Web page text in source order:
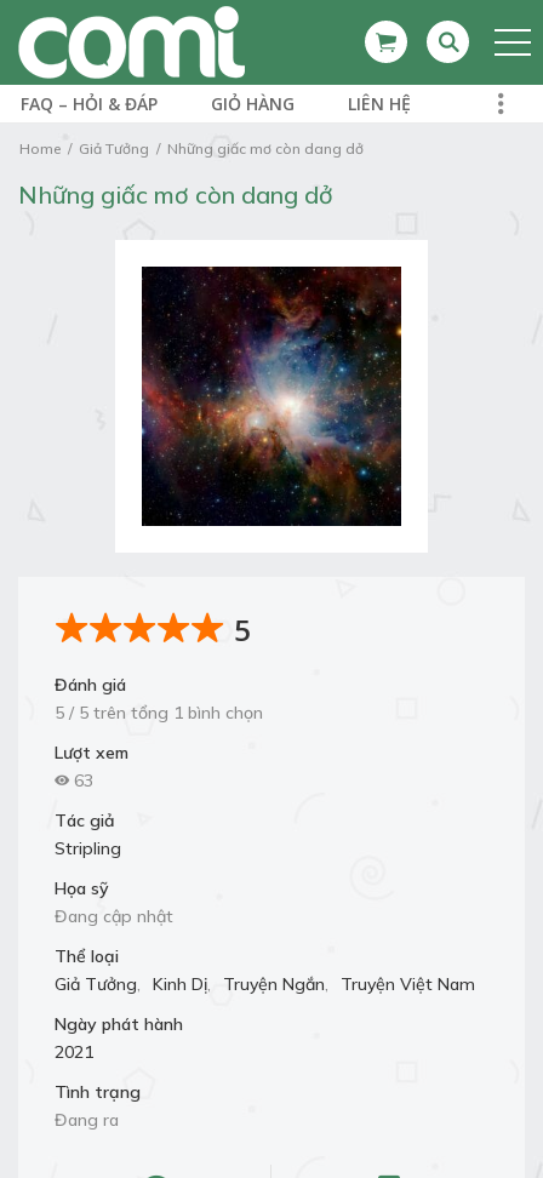
FAQ – HỎI & ĐÁP GIỎ HÀNG LIÊN HỆ
Home Giả Tưởng Những giấc mơ còn dang dở
Những giấc mơ còn dang dở
5
Đánh giá
5 / 5 trên tổng 1 bình chọn
Lượt xem
63
Tác giả
Stripling
Họa sỹ
Đang cập nhật
Thể loại
Giả Tưởng, Kinh Dị, Truyện Ngắn,
Truyện Việt Nam
Ngày phát hành
2021
Tình trạng
Đang ra